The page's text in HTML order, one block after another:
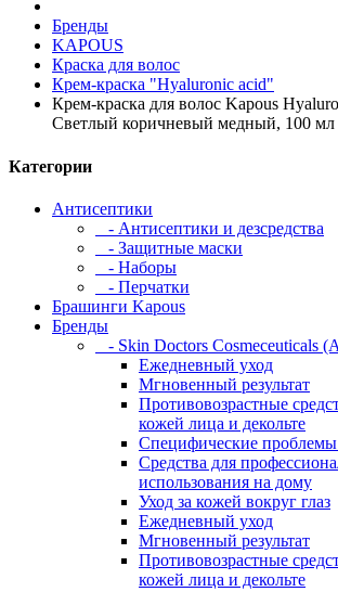
Бренды
KAPOUS
Краска для волос
Крем-краска "Hyaluronic acid"
Крем-краска для волос Kapous
Светлый коричневый медный, 100 мл
Категории
Антисептики
- Антисептики и дезсредства
- Защитные маски
- Наборы
- Перчатки
Брашинги Kapous
Бренды
- Skin Doctors Cosmeceuticals
Ежедневный уход
Мгновенный результат
Противовозрастные
кожей лица и декольте
Специфические
Средства для
использования на дому
Уход за кожей вокруг глаз
Ежедневный уход
Мгновенный результат
Противовозрастные
кожей лица и декольте